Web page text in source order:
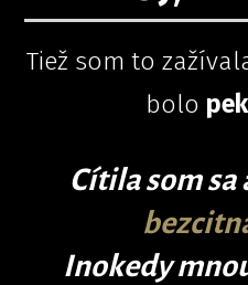
Tiež som to
bolo
Cítila som sa
Inokedy